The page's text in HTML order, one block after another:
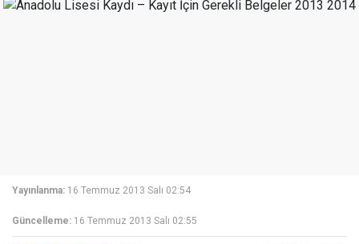
Yayınlanma: 16 Temmuz 2013 Salı 02:54
Güncelleme: 16 Temmuz 2013 Salı 02:55